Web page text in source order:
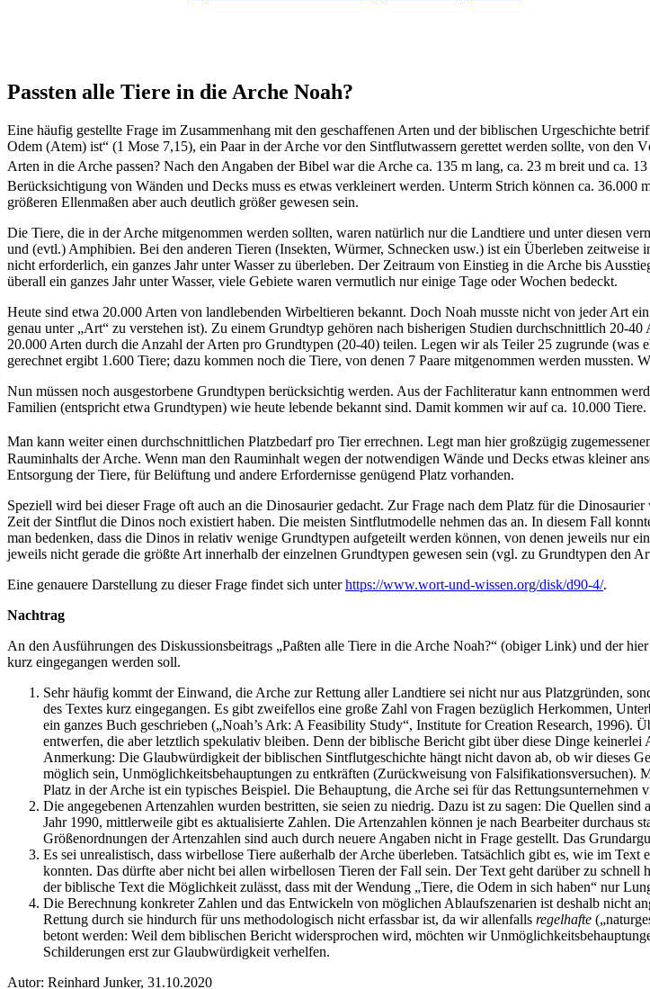
Passten alle Tiere in die Arche Noah?
Eine häufig gestellte Frage im Zusammenhang mit den geschaffenen Arten und der biblischen Urgeschichte
Odem (Atem) ist“ (1 Mose 7,15), ein Paar in der Arche vor den Sintflutwassern gerettet werden sollte, von den
Arten in die Arche passen? Nach den Angaben der Bibel war die Arche ca. 135 m lang, ca. 23 m breit und ca.
Berücksichtigung von Wänden und Decks muss es etwas verkleinert werden. Unterm Strich können ca. 36.000
größeren Ellenmaßen aber auch deutlich größer gewesen sein.
Die Tiere, die in der Arche mitgenommen werden sollten, waren natürlich nur die Landtiere und unter diesen
und (evtl.) Amphibien. Bei den anderen Tieren (Insekten, Würmer, Schnecken usw.) ist ein Überleben
nicht erforderlich, ein ganzes Jahr unter Wasser zu überleben. Der Zeitraum von Einstieg in die Arche bis
überall ein ganzes Jahr unter Wasser, viele Gebiete waren vermutlich nur einige Tage oder Wochen bedeckt.
Heute sind etwa 20.000 Arten von landlebenden Wirbeltieren bekannt. Doch Noah musste nicht von jeder Art
genau unter „Art“ zu verstehen ist). Zu einem Grundtyp gehören nach bisherigen Studien durchschnittlich 20-
20.000 Arten durch die Anzahl der Arten pro Grundtypen (20-40) teilen. Legen wir als Teiler 25 zugrunde
gerechnet ergibt 1.600 Tiere; dazu kommen noch die Tiere, von denen 7 Paare mitgenommen werden mussten.
Nun müssen noch ausgestorbene Grundtypen berücksichtig werden. Aus der Fachliteratur kann entnommen
Familien (entspricht etwa Grundtypen) wie heute lebende bekannt sind. Damit kommen wir auf ca. 10.000 Tiere.
Man kann weiter einen durchschnittlichen Platzbedarf pro Tier errechnen. Legt man hier großzügig
Rauminhalts der Arche. Wenn man den Rauminhalt wegen der notwendigen Wände und Decks etwas kleiner
Entsorgung der Tiere, für Belüftung und andere Erfordernisse genügend Platz vorhanden.
Speziell wird bei dieser Frage oft auch an die Dinosaurier gedacht. Zur Frage nach dem Platz für die
Zeit der Sintflut die Dinos noch existiert haben. Die meisten Sintflutmodelle nehmen das an. In diesem Fall
man bedenken, dass die Dinos in relativ wenige Grundtypen aufgeteilt werden können, von denen jeweils nur
jeweils nicht gerade die größte Art innerhalb der einzelnen Grundtypen gewesen sein (vgl. zu Grundtypen den
Eine genauere Darstellung zu dieser Frage findet sich unterhttps://www.wort-und-wissen.org/disk/d90-4/.
Nachtrag
An den Ausführungen des Diskussionsbeitrags „Paßten alle Tiere in die Arche Noah?“ (obiger Link) und der
kurz eingegangen werden soll.
Sehr häufig kommt der Einwand, die Arche zur Rettung aller Landtiere sei nicht nur aus Platzgründen,
des Textes kurz eingegangen. Es gibt zweifellos eine große Zahl von Fragen bezüglich Herkommen,
ein ganzes Buch geschrieben („Noah’s Ark: A Feasibility Study“, Institute for Creation Research, 1996).
entwerfen, die aber letztlich spekulativ bleiben. Denn der biblische Bericht gibt über diese Dinge
Anmerkung: Die Glaubwürdigkeit der biblischen Sintflutgeschichte hängt nicht davon ab, ob wir dieses
möglich sein, Unmöglichkeitsbehauptungen zu entkräften (Zurückweisung von Falsifikationsversuchen).
Platz in der Arche ist ein typisches Beispiel. Die Behauptung, die Arche sei für das
Die angegebenen Artenzahlen wurden bestritten, sie seien zu niedrig. Dazu ist zu sagen: Die Quellen
Jahr 1990, mittlerweile gibt es aktualisierte Zahlen. Die Artenzahlen können je nach Bearbeiter
Größenordnungen der Artenzahlen sind auch durch neuere Angaben nicht in Frage gestellt. Das
Es sei unrealistisch, dass wirbellose Tiere außerhalb der Arche überleben. Tatsächlich gibt es, wie im
konnten. Das dürfte aber nicht bei allen wirbellosen Tieren der Fall sein. Der Text geht darüber zu
der biblische Text die Möglichkeit zulässt, dass mit der Wendung „Tiere, die Odem in sich haben“ nur
Die Berechnung konkreter Zahlen und das Entwickeln von möglichen Ablaufszenarien ist deshalb nicht
Rettung durch sie hindurch für uns methodologisch nicht erfassbar ist, da wir allenfalls regelhafte
betont werden: Weil dem biblischen Bericht widersprochen wird, möchten wir
Schilderungen erst zur Glaubwürdigkeit verhelfen.
Autor: Reinhard Junker, 31.10.2020